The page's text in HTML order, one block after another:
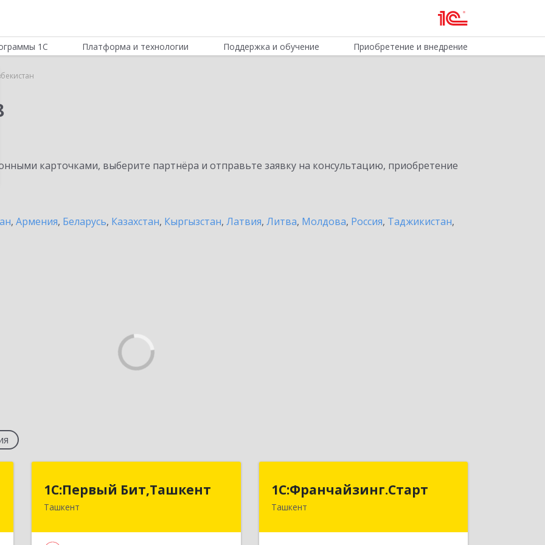
1С Платформа и технологии Поддержка и обучение Приобретение и внедрение
карточками, выберите партнёра и отправьте заявку на консультацию, приобретение
, Армения, Беларусь, Казахстан, Кыргызстан, Латвия, Литва, Молдова, Россия, Таджикистан,
1C:Первый Бит,Ташкент
Ташкент
1C:Первый Бит,Ташкент
г. Ташкент, Мирабадский район, ул.
1С:Франчайзинг.Старт
Ташкент
1С:Франчайзинг.Старт